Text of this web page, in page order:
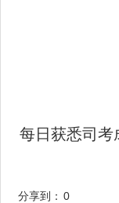
每日获悉司考
分享到： 0